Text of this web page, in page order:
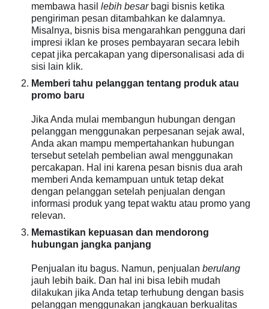
membawa hasil lebih besarbagi bisnis ketika
pengiriman pesan ditambahkan ke dalamnya.
Misalnya, bisnis bisa mengarahkan pengguna dari
impresi iklan ke proses pembayaran secara lebih
cepat jika percakapan yang dipersonalisasi ada di
sisi lain klik.
Memberi tahu pelanggan tentang produk atau
promo baru
Jika Anda mulai membangun hubungan dengan
pelanggan menggunakan perpesanan sejak awal,
Anda akan mampu mempertahankan hubungan
tersebut setelah pembelian awal menggunakan
percakapan. Hal ini karena pesan bisnis dua arah
memberi Anda kemampuan untuk tetap dekat
dengan pelanggan setelah penjualan dengan
informasi produk yang tepat waktu atau promo yang
relevan.
Memastikan kepuasan dan mendorong
hubungan jangka panjang
Penjualan itu bagus. Namun, penjualan berulang
jauh lebih baik. Dan hal ini bisa lebih mudah
dilakukan jika Anda tetap terhubung dengan basis
pelanggan menggunakan jangkauan berkualitas